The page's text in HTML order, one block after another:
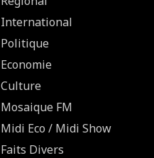
International
Politique
Economie
Culture
Mosaique FM
Midi Eco / Midi Show
Faits Divers